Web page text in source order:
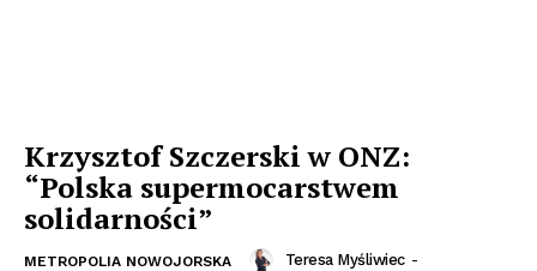
Krzysztof Szczerski w ONZ:
“Polska supermocarstwem
solidarności”
METROPOLIA NOWOJORSKA Teresa Myśliwiec -